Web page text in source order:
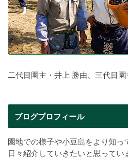
二代目園主・井上 勝由、三代目
ブログプロフィール
園地での様子や小豆島をより知っ
日々紹介していきたいと思ってい